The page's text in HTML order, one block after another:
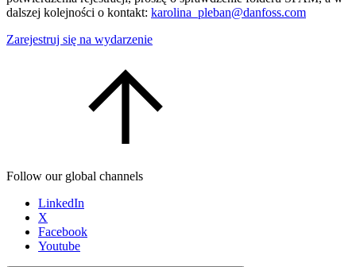
dalszej kolejności o kontakt: karolina_pleban@danfoss.com
Zarejestruj się na wydarzenie
Follow our global channels
LinkedIn
X
Facebook
Youtube